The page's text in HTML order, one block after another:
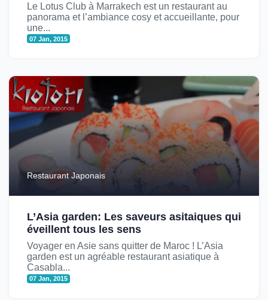
Le Lotus Club à Marrakech est un restaurant au
panorama et l’ambiance cosy et accueillante, pour
une...
07 Jan, 2015
Restaurant Japonais
L’Asia garden: Les saveurs asitaiques qui
éveillent tous les sens
Voyager en Asie sans quitter de Maroc ! L’Asia
garden est un agréable restaurant asiatique à
Casabla...
07 Jan, 2015